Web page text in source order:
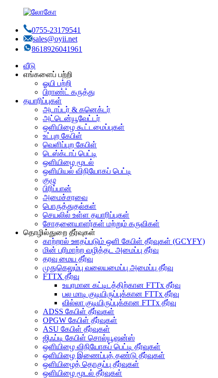
0755-23179541
sales@oyii.net
8618926041961
வீடு
எங்களைப் பற்றி
ஓயி பற்றி
பிராண்ட் கருத்து
தயாரிப்புகள்
அடாப்டர் & கனெக்டர்
அட்டென்யூவேட்டர்
ஒளியிழை கூட்டமைப்புகள்
உட்புற கேபிள்
வெளிப்புற கேபிள்
டெஸ்க்டாப் பெட்டி
ஒளியிழை மூடல்
ஒளியியல் விநியோகப் பெட்டி
குழு
பிரிப்பான்
அமைச்சரவை
பொருத்துதல்கள்
செயலில் உள்ள தயாரிப்புகள்
சோதனையாளர்கள் மற்றும் கருவிகள்
தொழில்துறை தீர்வுகள்
காற்றால் ஊதப்படும் ஒளி கேபிள் தீர்வுகள் (GCYFY)
மின் பரிமாற்ற வழித்தட அமைப்பு தீர்வு
தரவு மைய தீர்வு
முதுகெலும்பு வலையமைப்பு அமைப்பு தீர்வு
FTTX தீர்வு
உயரமான கட்டிடத்திற்கான FTTx தீர்வு
பல மாடி குடியிருப்புக்கான FTTx தீர்வு
வில்லா குடியிருப்புக்கான FTTx தீர்வு
ADSS கேபிள் தீர்வுகள்
OPGW கேபிள் தீர்வுகள்
ASU கேபிள் தீர்வுகள்
ஜிஃப்டி கேபிள் சொல்யூஷன்ஸ்
ஒளியிழை விநியோகப் பெட்டி தீர்வுகள்
ஒளியிழை இணைப்புத் தண்டு தீர்வுகள்
ஒளியிழைத் தொகுப்பு தீர்வுகள்
ஒளியிழை மூடல் தீர்வுகள்